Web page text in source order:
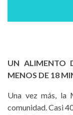
UN ALIMENTO
MENOS DE 18
Una vez más, la
comunidad. Casi